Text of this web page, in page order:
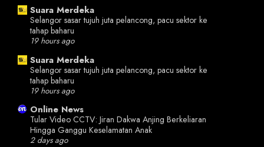
Suara Merdeka
Selangor sasar tujuh juta pelancong, pacu sektor ke
tahap baharu
19 hours ago
Suara Merdeka
Selangor sasar tujuh juta pelancong, pacu sektor ke
tahap baharu
19 hours ago
Online News
Tular Video CCTV: Jiran Dakwa Anjing Berkeliaran
Hingga Ganggu Keselamatan Anak
2 days ago